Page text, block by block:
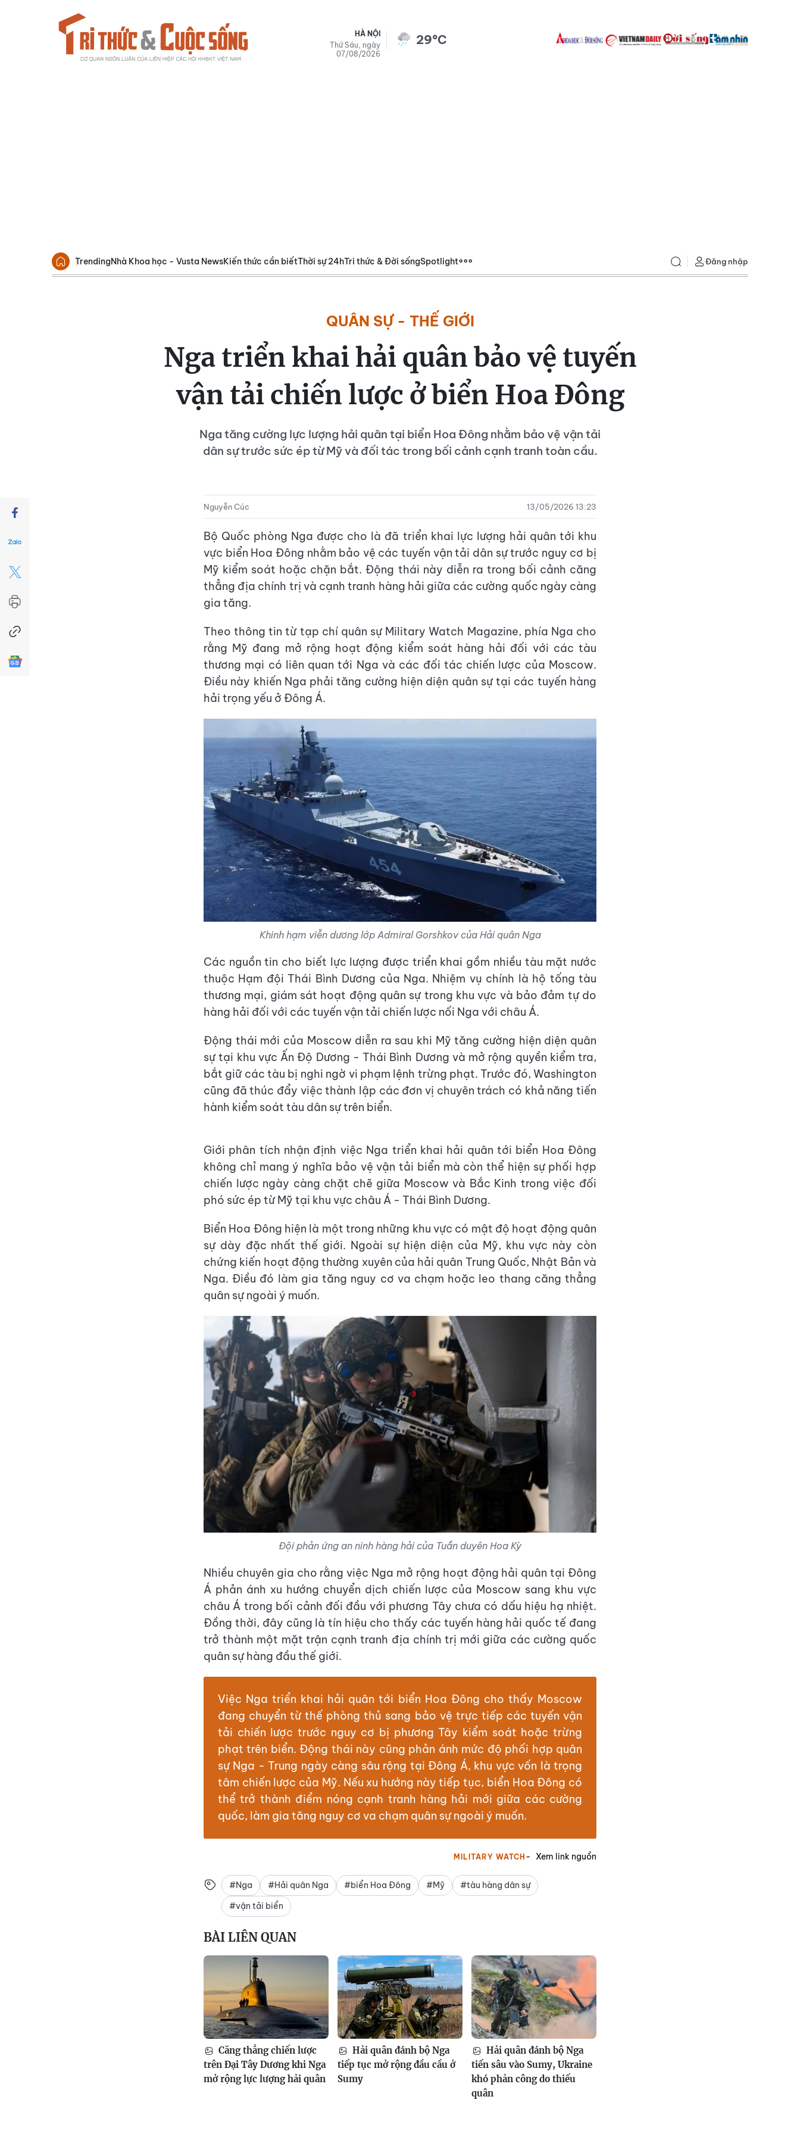
HÀ NỘI
Thứ Sáu, ngày
07/08/2026
29°C
TrendingNhà Khoa học - Vusta NewsKiến thức cần biếtThời sự 24hTri thức & Đời sốngSpotlight Đăng nhập
QUÂN SỰ - THẾ GIỚI
Nga triển khai hải quân bảo vệ tuyến
vận tải chiến lược ở biển Hoa Đông
Nga tăng cường lực lượng hải quân tại biển Hoa Đông nhằm bảo vệ vận tải
dân sự trước sức ép từ Mỹ và đối tác trong bối cảnh cạnh tranh toàn cầu.
Nguyễn Cúc 13/05/2026 13:23
Bộ Quốc phòng Nga được cho là đã triển khai lực lượng hải quân tới khu
vực biển Hoa Đông nhằm bảo vệ các tuyến vận tải dân sự trước nguy cơ bị
Mỹ kiểm soát hoặc chặn bắt. Động thái này diễn ra trong bối cảnh căng
thẳng địa chính trị và cạnh tranh hàng hải giữa các cường quốc ngày càng
gia tăng.
Theo thông tin từ tạp chí quân sự Military Watch Magazine, phía Nga cho
rằng Mỹ đang mở rộng hoạt động kiểm soát hàng hải đối với các tàu
thương mại có liên quan tới Nga và các đối tác chiến lược của Moscow.
Điều này khiến Nga phải tăng cường hiện diện quân sự tại các tuyến hàng
hải trọng yếu ở Đông Á.
Khinh hạm viễn dương lớp Admiral Gorshkov của Hải quân Nga
Các nguồn tin cho biết lực lượng được triển khai gồm nhiều tàu mặt nước
thuộc Hạm đội Thái Bình Dương của Nga. Nhiệm vụ chính là hộ tống tàu
thương mại, giám sát hoạt động quân sự trong khu vực và bảo đảm tự do
hàng hải đối với các tuyến vận tải chiến lược nối Nga với châu Á.
Động thái mới của Moscow diễn ra sau khi Mỹ tăng cường hiện diện quân
sự tại khu vực Ấn Độ Dương - Thái Bình Dương và mở rộng quyền kiểm tra,
bắt giữ các tàu bị nghi ngờ vi phạm lệnh trừng phạt. Trước đó, Washington
cũng đã thúc đẩy việc thành lập các đơn vị chuyên trách có khả năng tiến
hành kiểm soát tàu dân sự trên biển.
Giới phân tích nhận định việc Nga triển khai hải quân tới biển Hoa Đông
không chỉ mang ý nghĩa bảo vệ vận tải biển mà còn thể hiện sự phối hợp
chiến lược ngày càng chặt chẽ giữa Moscow và Bắc Kinh trong việc đối
phó sức ép từ Mỹ tại khu vực châu Á - Thái Bình Dương.
Biển Hoa Đông hiện là một trong những khu vực có mật độ hoạt động quân
sự dày đặc nhất thế giới. Ngoài sự hiện diện của Mỹ, khu vực này còn
chứng kiến hoạt động thường xuyên của hải quân Trung Quốc, Nhật Bản và
Nga. Điều đó làm gia tăng nguy cơ va chạm hoặc leo thang căng thẳng
quân sự ngoài ý muốn.
Đội phản ứng an ninh hàng hải của Tuần duyên Hoa Kỳ
Nhiều chuyên gia cho rằng việc Nga mở rộng hoạt động hải quân tại Đông
Á phản ánh xu hướng chuyển dịch chiến lược của Moscow sang khu vực
châu Á trong bối cảnh đối đầu với phương Tây chưa có dấu hiệu hạ nhiệt.
Đồng thời, đây cũng là tín hiệu cho thấy các tuyến hàng hải quốc tế đang
trở thành một mặt trận cạnh tranh địa chính trị mới giữa các cường quốc
quân sự hàng đầu thế giới.
Việc Nga triển khai hải quân tới biển Hoa Đông cho thấy Moscow
đang chuyển từ thế phòng thủ sang bảo vệ trực tiếp các tuyến vận
tải chiến lược trước nguy cơ bị phương Tây kiểm soát hoặc trừng
phạt trên biển. Động thái này cũng phản ánh mức độ phối hợp quân
sự Nga - Trung ngày càng sâu rộng tại Đông Á, khu vực vốn là trọng
tâm chiến lược của Mỹ. Nếu xu hướng này tiếp tục, biển Hoa Đông có
thể trở thành điểm nóng cạnh tranh hàng hải mới giữa các cường
quốc, làm gia tăng nguy cơ va chạm quân sự ngoài ý muốn.
MILITARY WATCH Xem link nguồn
#Nga #Hải quân Nga #biển Hoa Đông #Mỹ
#tàu hàng dân sự
#vận tải biển
BÀI LIÊN QUAN
Căng thẳng chiến lược
trên Đại Tây Dương khi Nga
mở rộng lực lượng hải quân
Hải quân đánh bộ Nga
tiếp tục mở rộng đầu cầu ở
Sumy
Hải quân đánh bộ Nga
tiến sâu vào Sumy, Ukraine
khó phản công do thiếu
quân